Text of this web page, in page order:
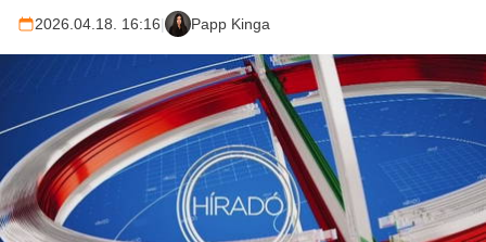
2026.04.18. 16:16| Papp Kinga